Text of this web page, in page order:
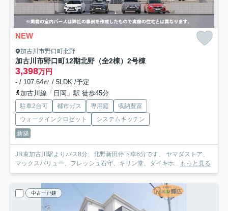
NEW
加古川市野口町北野
加古川市野口町12期北野（全2棟）2号棟
3,398万円
- / 107.64㎡ / 5LDK /予定
加古川線「日岡」駅 徒歩45分
駐車2台可 都市ガス 専用庭
収納豊富
ウォークインクロゼット
システムキッチン
新築
JR東加古川駅よりバス8分、北野新田停下車6分です。 ヤマダストア、
マックスバリュー、フレッシュ石守、キリン堂、ダイキホ...
もっと見る
中古一戸建